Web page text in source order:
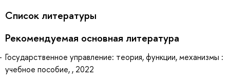
Список литературы
Рекомендуемая основная литература
Государственное управление: теория, функции, механизмы :
учебное пособие, , 2022